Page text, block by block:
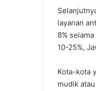
layanan
8%
10-25%,
Kota-kota
mudik